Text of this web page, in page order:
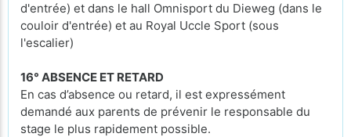
d'entrée) et dans le hall Omnisport du Dieweg (dans le
couloir d'entrée) et au Royal Uccle Sport (sous
l'escalier)
16° ABSENCE ET RETARD
En cas d’absence ou retard, il est expressément
demandé aux parents de prévenir le responsable du
stage le plus rapidement possible.